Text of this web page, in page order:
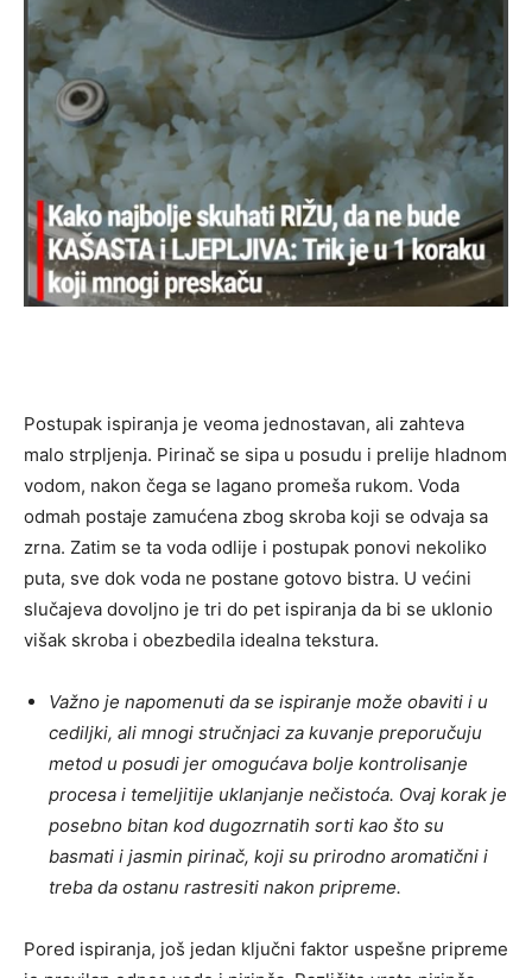
Postupak ispiranja je veoma jednostavan, ali zahteva
malo strpljenja. Pirinač se sipa u posudu i prelije hladnom
vodom, nakon čega se lagano promeša rukom. Voda
odmah postaje zamućena zbog skroba koji se odvaja sa
zrna. Zatim se ta voda odlije i postupak ponovi nekoliko
puta, sve dok voda ne postane gotovo bistra. U većini
slučajeva dovoljno je tri do pet ispiranja da bi se uklonio
višak skroba i obezbedila idealna tekstura.
Važno je napomenuti da se ispiranje može obaviti i u
cediljki, ali mnogi stručnjaci za kuvanje preporučuju
metod u posudi jer omogućava bolje kontrolisanje
procesa i temeljitije uklanjanje nečistoća. Ovaj korak je
posebno bitan kod dugozrnatih sorti kao što su
basmati i jasmin pirinač, koji su prirodno aromatični i
treba da ostanu rastresiti nakon pripreme.
Pored ispiranja, još jedan ključni faktor uspešne pripreme